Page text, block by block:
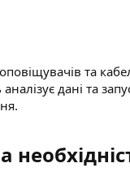
та
дані та